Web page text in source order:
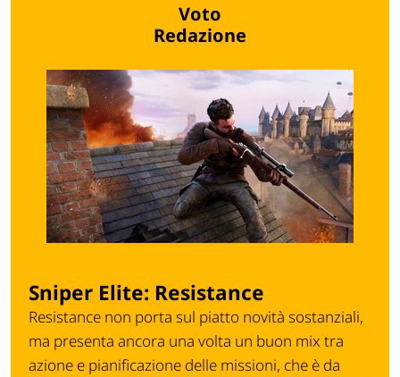
Voto
Redazione
Sniper Elite: Resistance
Resistance non porta sul piatto novità sostanziali,
ma presenta ancora una volta un buon mix tra
azione e pianificazione delle missioni, che è da